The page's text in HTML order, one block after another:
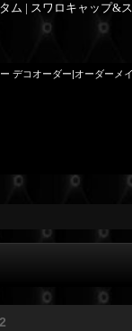
ム | スワロキャップ
デコオーダー|オーダーメ